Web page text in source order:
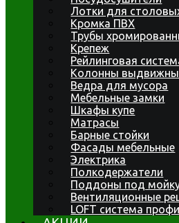
Лотки для
Кромка ПВХ
Трубы
Крепеж
Рейлинговая
Колонны
Ведра для мусора
Мебельные замки
Шкафы купе
Матрасы
Барные стойки
Фасады мебельные
Электрика
Полкодержатели
Поддоны под
Вентиляционные
LOFT система